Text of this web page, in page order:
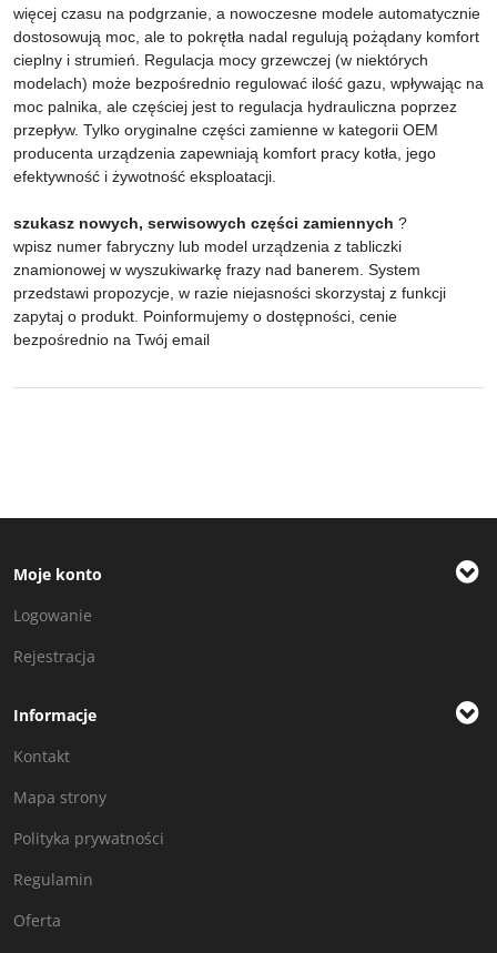
więcej czasu na podgrzanie, a nowoczesne modele automatycznie
dostosowują moc, ale to pokrętła nadal regulują pożądany komfort
cieplny i strumień. Regulacja mocy grzewczej (w niektórych
modelach) może bezpośrednio regulować ilość gazu, wpływając na
moc palnika, ale częściej jest to regulacja hydrauliczna poprzez
przepływ. Tylko oryginalne części zamienne w kategorii OEM
producenta urządzenia zapewniają komfort pracy kotła, jego
efektywność i żywotność eksploatacji.
szukasz nowych, serwisowych części zamiennych ?
wpisz numer fabryczny lub model urządzenia z tabliczki
znamionowej w wyszukiwarkę frazy nad banerem. System
przedstawi propozycje, w razie niejasności skorzystaj z funkcji
zapytaj o produkt. Poinformujemy o dostępności, cenie
bezpośrednio na Twój email
Moje konto
Logowanie
Rejestracja
Informacje
Kontakt
Mapa strony
Polityka prywatności
Regulamin
Oferta